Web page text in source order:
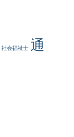
社会福祉士 通